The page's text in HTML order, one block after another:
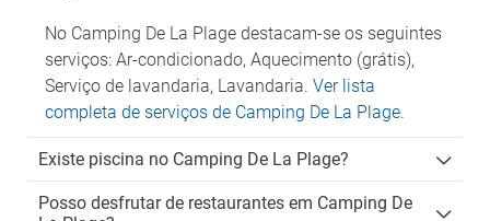
No Camping De La Plage destacam-se os seguintes
serviços: Ar-condicionado, Aquecimento (grátis),
Serviço de lavandaria, Lavandaria. Ver lista
completa de serviços de Camping De La Plage.
Existe piscina no Camping De La Plage?
Posso desfrutar de restaurantes em Camping De